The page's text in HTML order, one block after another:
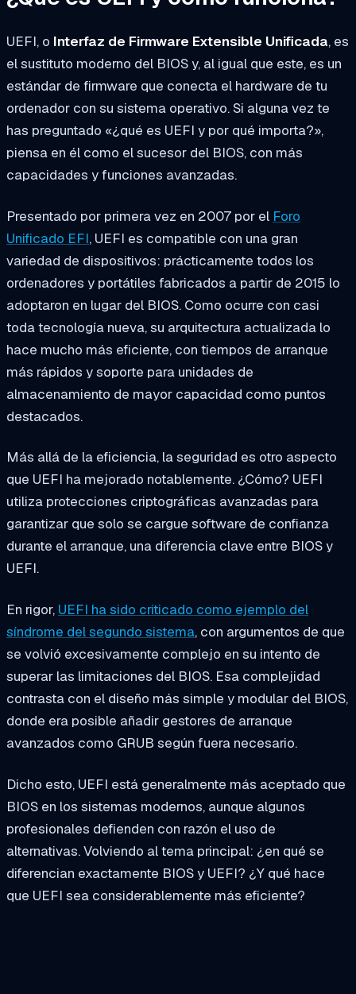
UEFI, o Interfaz de Firmware Extensible Unificada, es
el sustituto moderno del BIOS y, al igual que este, es un
estándar de firmware que conecta el hardware de tu
ordenador con su sistema operativo. Si alguna vez te
has preguntado «¿qué es UEFI y por qué importa?»,
piensa en él como el sucesor del BIOS, con más
capacidades y funciones avanzadas.
Presentado por primera vez en 2007 por el Foro
Unificado EFI, UEFI es compatible con una gran
variedad de dispositivos: prácticamente todos los
ordenadores y portátiles fabricados a partir de 2015 lo
adoptaron en lugar del BIOS. Como ocurre con casi
toda tecnología nueva, su arquitectura actualizada lo
hace mucho más eficiente, con tiempos de arranque
más rápidos y soporte para unidades de
almacenamiento de mayor capacidad como puntos
destacados.
Más allá de la eficiencia, la seguridad es otro aspecto
que UEFI ha mejorado notablemente. ¿Cómo? UEFI
utiliza protecciones criptográficas avanzadas para
garantizar que solo se cargue software de confianza
durante el arranque, una diferencia clave entre BIOS y
UEFI.
En rigor, UEFI ha sido criticado como ejemplo del
síndrome del segundo sistema, con argumentos de que
se volvió excesivamente complejo en su intento de
superar las limitaciones del BIOS. Esa complejidad
contrasta con el diseño más simple y modular del BIOS,
donde era posible añadir gestores de arranque
avanzados como GRUB según fuera necesario.
Dicho esto, UEFI está generalmente más aceptado que
BIOS en los sistemas modernos, aunque algunos
profesionales defienden con razón el uso de
alternativas. Volviendo al tema principal: ¿en qué se
diferencian exactamente BIOS y UEFI? ¿Y qué hace
que UEFI sea considerablemente más eficiente?